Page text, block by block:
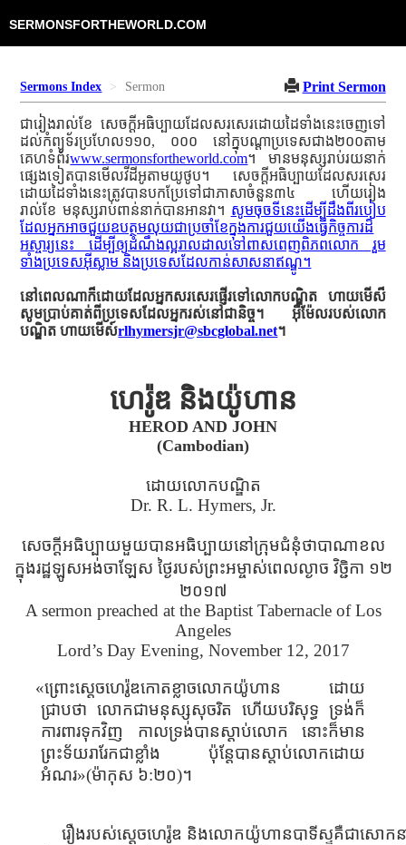
SERMONSFORTHEWORLD.COM
Sermons Index Sermon Print Sermon
ជារៀងរាល់ខែ សេចក្ដីអធិប្បាយដែលសរសេរដោយដៃទាំងនេះចេញទៅ
ដល់កំព្យូទ័រប្រហែល១១០, ០០០ នៅក្នុបណ្ដាប្រទេសជាង២០០តាម
គេហទំព័រwww.sermonsfortheworld.com។ មានមនុស្សរាប់រយនាក់
ផ្សេងទៀតបានមើលវីដីអូតាមយូថូប។ សេចក្ដីអធិប្បាយដែលសរសេរ
ដោយដៃទាំងនេះត្រូវបានបកប្រែទៅជាភាសាចំនួន៣៤ ហើយរៀង
រាល់ខែ មនុស្សរាប់ពាន់នាក់បានអានវា។ សូមចុចទីនេះដើម្បីដឹងពីរបៀប
ដែលអ្នកអាចជួយឧបត្ថមលុយជាប្រចាំខែក្នុងការជួយយើងធ្វើកិច្ចការដ៏
អស្ចារ្យនេះ ដើម្បីឲ្យដំណឹងល្អរាលដាលទៅពាសពេញពិភពលោក រួម
ទាំងប្រទេសអ៊ីស្លាម និងប្រទេសដែលកាន់សាសនាឥណ្ឌូ។
នៅពេលណាក៏ដោយដែលអ្នកសរសេរផ្ញើរទៅលោកបណ្ឌិត ហាយមើស៏
សូមប្រាប់គាត់ពីប្រទេសដែលអ្នករស់នៅជានិច្ច។ អ៊ីម៉ែលរបស់លោក
បណ្ឌិត ហាយមើស៍rlhymersjr@sbcglobal.net។
ហេរ៉ូឌ និងយ៉ូហាន
HEROD AND JOHN
(Cambodian)
ដោយលោកបណ្ឌិត
Dr. R. L. Hymers, Jr.
សេចក្ដីអធិប្បាយមួយបានអធិប្បាយនៅក្រុមជំនុំថាបាណាខល
ក្នុងរដ្ឋឡូសអង់ចាឡែស ថ្ងៃរបស់ព្រះអម្ចាស់ពេលល្ងាច វិច្ជិកា ១២
២០១៧
A sermon preached at the Baptist Tabernacle of Los
Angeles
Lord’s Day Evening, November 12, 2017
«ព្រោះស្តេចហេរ៉ូឌកោតខ្លាចលោកយ៉ូហាន ដោយ
ជ្រាបថា លោកជាមនុស្សសុចរិត ហើយបរិសុទ្ធ ទ្រង់ក៏
ការពារទុកវិញ កាលទ្រង់បានស្តាប់លោក នោះក៏មាន
ព្រះទ័យរារែកជាខ្លាំង ប៉ុន្តែបានស្តាប់លោកដោយ
អំណរ»(ម៉ាកុស ៦:២០)។
រឿងរបស់ស្ដេចហេរ៉ូឌ និងលោកយ៉ូហានបាទីស្ទគឺជាសោកនា